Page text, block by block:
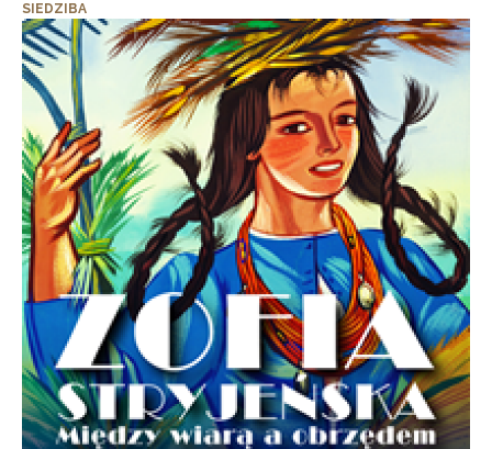
SIEDZIBA